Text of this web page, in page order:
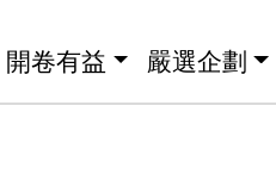
開卷有益 嚴選企劃